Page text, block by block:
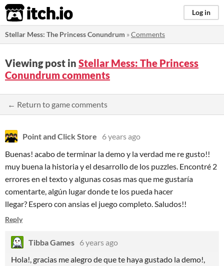
itch.io Log in
Stellar Mess: The Princess Conundrum »Comments
Viewing post in Stellar Mess: The Princess
Conundrum comments
← Return to game comments
Point and Click Store
6 years ago
Buenas! acabo de terminar la demo y la verdad me re gusto!!
muy buena la historia y el desarrollo de los puzzles. Encontré 2
errores en el texto y algunas cosas mas que me gustaría
comentarte, algún lugar donde te los pueda hacer
llegar? Espero con ansias el juego completo. Saludos!!
Reply
Tibba Games 6 years ago
Hola!, gracias me alegro de que te haya gustado la demo!,